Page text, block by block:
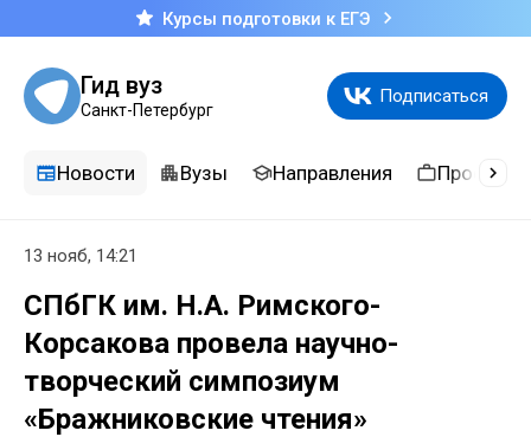
Курсы подготовки к ЕГЭ
Гид вуз
Санкт-Петербург
Подписаться
Новости Вузы Направления
13 нояб, 14:21
СПбГК им. Н.А. Римского-
Корсакова провела научно-
творческий симпозиум
«Бражниковские чтения»